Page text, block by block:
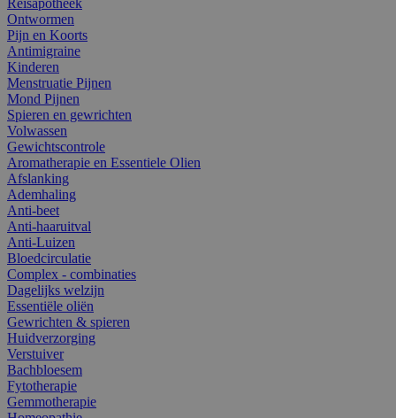
Ontwormen
Pijn en Koorts
Antimigraine
Kinderen
Menstruatie Pijnen
Mond Pijnen
Spieren en gewrichten
Volwassen
Gewichtscontrole
Aromatherapie en Essentiele Olien
Afslanking
Ademhaling
Anti-beet
Anti-haaruitval
Anti-Luizen
Bloedcirculatie
Complex - combinaties
Dagelijks welzijn
Essentiële oliën
Gewrichten & spieren
Huidverzorging
Verstuiver
Bachbloesem
Fytotherapie
Gemmotherapie